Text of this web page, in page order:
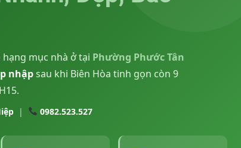
mục nhà ở tại Phường Phước Tân
nhậpsau khi Biên Hòa tinh gọn còn 9
| 0982.523.527